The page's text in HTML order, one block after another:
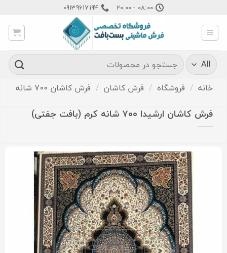
content
08:00 - 20:00
09139617194
جستجو
برای:
خانه / فروشگاه / فرش کاشان / فرش کاشان 700 شانه
فرش کاشان ارشیدا ۷۰۰ شانه کرم (بافت جفتی)